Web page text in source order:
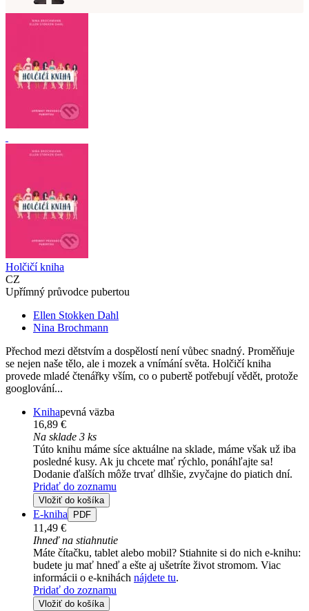
Holčičí kniha
CZ
Upřímný průvodce pubertou
Ellen Stokken Dahl
Nina Brochmann
Přechod mezi dětstvím a dospělostí není vůbec snadný. Proměňuje
se nejen naše tělo, ale i mozek a vnímání světa. Holčičí kniha
provede mladé čtenářky vším, co o pubertě potřebují vědět, protože
googlování...
Knihapevná väzba
16,89 €
Na sklade 3 ks
Túto knihu máme síce aktuálne na sklade, máme však už iba
posledné kusy. Ak ju chcete mať rýchlo, ponáhľajte sa!
Dodanie ďalších môže trvať dlhšie, zvyčajne do piatich dní.
Pridať do zoznamu
Vložiť do košíka
E-kniha PDF
11,49 €
Ihneď na stiahnutie
Máte čítačku, tablet alebo mobil? Stiahnite si do nich e-knihu:
budete ju mať hneď a ešte aj ušetríte život stromom. Viac
informácii o e-knihách nájdete tu.
Pridať do zoznamu
Vložiť do košíka